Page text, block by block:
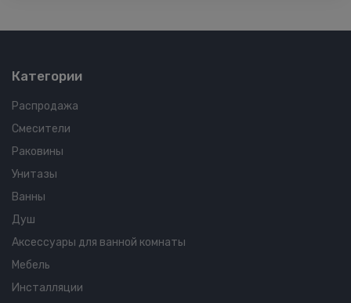
Категории
Распродажа
Смесители
Раковины
Унитазы
Ванны
Душ
Аксессуары для ванной комнаты
Мебель
Инсталляции